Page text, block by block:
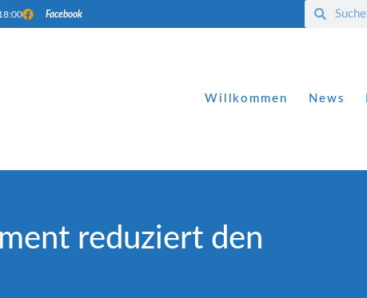
Facebook
Willkommen News
reduziert den